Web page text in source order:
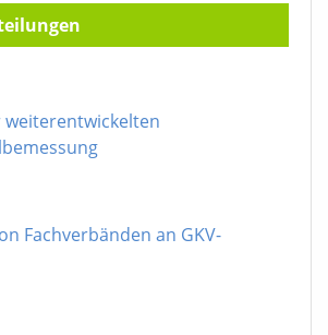
Fachverbänden an GKV-